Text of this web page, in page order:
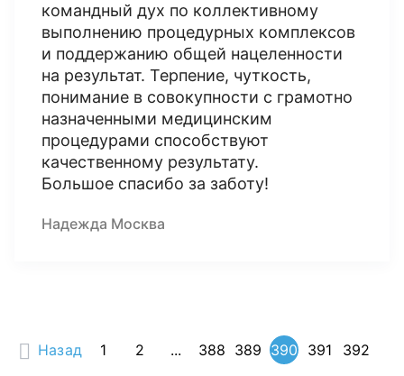
командный дух по коллективному
выполнению процедурных комплексов
и поддержанию общей нацеленности
на результат. Терпение, чуткость,
понимание в совокупности с грамотно
назначенными медицинским
процедурами способствуют
качественному результату.
Большое спасибо за заботу!
Надежда Москва
Назад 1 2 ... 388 389 390 391
392